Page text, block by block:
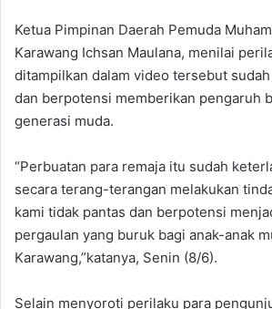
‎Ketua Pimpinan Daerah Pemuda
Karawang Ichsan Maulana, menilai
ditampilkan dalam video tersebut
dan berpotensi memberikan pengaruh
generasi muda.
‎“Perbuatan para remaja itu sudah
secara terang-terangan melakukan
kami tidak pantas dan berpotensi
pergaulan yang buruk bagi anak-anak
Karawang,”katanya, Senin (8/6).
‎‎Selain menyoroti perilaku para